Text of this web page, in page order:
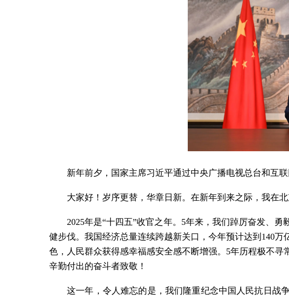
新年前夕，国家主席习近平通过中央广播电视总台和互
大家好！岁序更替，华章日新。在新年到来之际，我在
2025年是“十四五”收官之年。5年来，我们踔厉奋发、
健步伐。我国经济总量连续跨越新关口，今年预计达到140
色，人民群众获得感幸福感安全感不断增强。5年历程极不
辛勤付出的奋斗者致敬！
这一年，令人难忘的是，我们隆重纪念中国人民抗日战